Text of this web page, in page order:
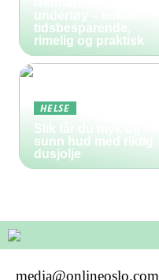
undertøy – enkelt,
tidsbesparende,
rimelig og praktisk
HELSE
Slik får du myk og
sunn hud med riktig
dusjolje
media@onlineoslo.com